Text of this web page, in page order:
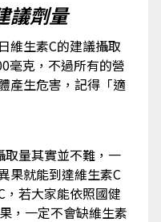
議劑量
維生素C的建議攝取
毫克，不過所有的營
產生危害，記得「適
取量其實並不難，一
果就能到達維生素C
，若大家能依照國健
，一定不會缺維生素